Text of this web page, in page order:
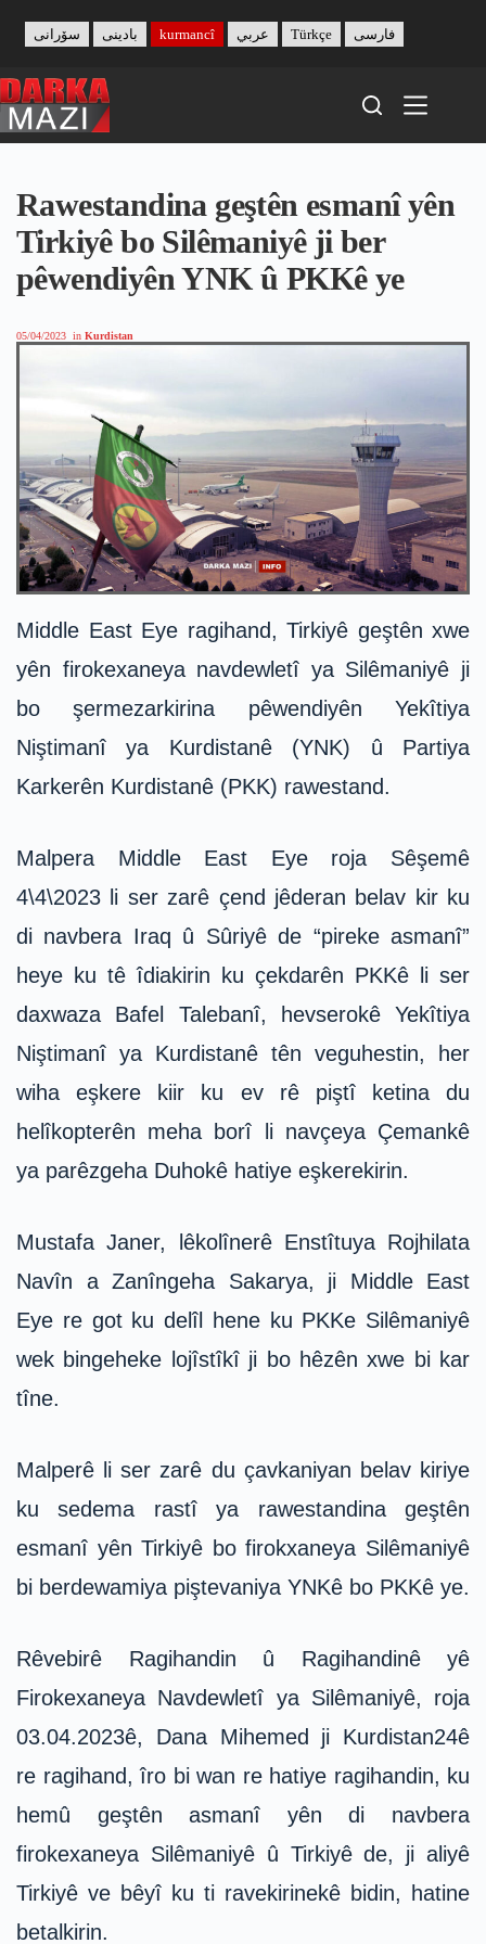
content
بادینی سۆرانی kurmancî عربي Türkçe فارسی
Rawestandina geştên esmanî yên
Tirkiyê bo Silêmaniyê ji ber
pêwendiyên YNK û PKKê ye
05/04/2023 in Kurdistan
Middle East Eye ragihand, Tirkiyê geştên xwe
yên firokexaneya navdewletî ya Silêmaniyê ji
bo şermezarkirina pêwendiyên Yekîtiya
Niştimanî ya Kurdistanê (YNK) û Partiya
Karkerên Kurdistanê (PKK) rawestand.
Malpera Middle East Eye roja Sêşemê
4\4\2023 li ser zarê çend jêderan belav kir ku
di navbera Iraq û Sûriyê de “pireke asmanî”
heye ku tê îdiakirin ku çekdarên PKKê li ser
daxwaza Bafel Talebanî, hevserokê Yekîtiya
Niştimanî ya Kurdistanê tên veguhestin, her
wiha eşkere kiir ku ev rê piştî ketina du
helîkopterên meha borî li navçeya Çemankê
ya parêzgeha Duhokê hatiye eşkerekirin.
Mustafa Janer, lêkolînerê Enstîtuya Rojhilata
Navîn a Zanîngeha Sakarya, ji Middle East
Eye re got ku delîl hene ku PKKe Silêmaniyê
wek bingeheke lojîstîkî ji bo hêzên xwe bi kar
tîne.
Malperê li ser zarê du çavkaniyan belav kiriye
ku sedema rastî ya rawestandina geştên
esmanî yên Tirkiyê bo firokxaneya Silêmaniyê
bi berdewamiya piştevaniya YNKê bo PKKê ye.
Rêvebirê Ragihandin û Ragihandinê yê
Firokexaneya Navdewletî ya Silêmaniyê, roja
03.04.2023ê, Dana Mihemed ji Kurdistan24ê
re ragihand, îro bi wan re hatiye ragihandin, ku
hemû geştên asmanî yên di navbera
firokexaneya Silêmaniyê û Tirkiyê de, ji aliyê
Tirkiyê ve bêyî ku ti ravekirinekê bidin, hatine
betalkirin.